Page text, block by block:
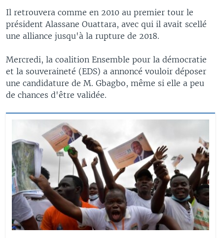
Il retrouvera comme en 2010 au premier tour le
président Alassane Ouattara, avec qui il avait scellé
une alliance jusqu'à la rupture de 2018.
Mercredi, la coalition Ensemble pour la démocratie
et la souveraineté (EDS) a annoncé vouloir déposer
une candidature de M. Gbagbo, même si elle a peu
de chances d'être validée.